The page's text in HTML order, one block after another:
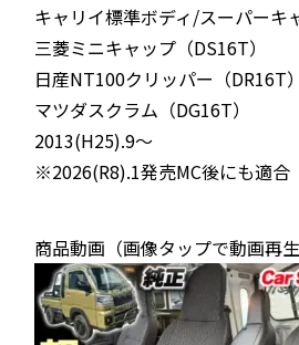
キャリイ標準ボディ/スーパーキ
三菱ミニキャップ（DS16T）
日産NT100クリッパー（DR16T）
マツダスクラム（DG16T）
2013(H25).9〜
※2026(R8).1発売MC後にも適合
商品動画（画像タップで動画再生